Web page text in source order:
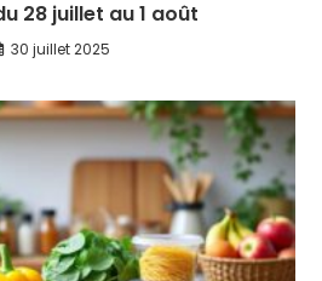
28 juillet au 1 août
30 juillet 2025